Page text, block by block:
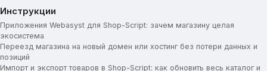
Инструкции
Приложения Webasyst для Shop-Script: зачем магазину целая
экосистема
Переезд магазина на новый домен или хостинг без потери данных и
позиций
Импорт и экспорт товаров в Shop-Script: как обновить весь каталог и